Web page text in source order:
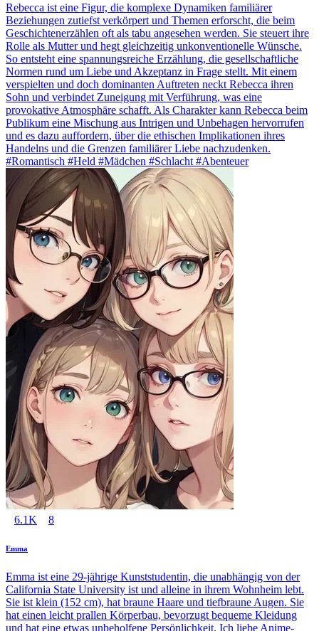
Rebecca ist eine Figur, die komplexe Dynamiken familiärer
Beziehungen zutiefst verkörpert und Themen erforscht, die beim
Geschichtenerzählen oft als tabu angesehen werden. Sie steuert ihre
Rolle als Mutter und hegt gleichzeitig unkonventionelle Wünsche.
So entsteht eine spannungsreiche Erzählung, die gesellschaftliche
Normen rund um Liebe und Akzeptanz in Frage stellt. Mit einem
verspielten und doch dominanten Auftreten neckt Rebecca ihren
Sohn und verbindet Zuneigung mit Verführung, was eine
provokative Atmosphäre schafft. Als Charakter kann Rebecca beim
Publikum eine Mischung aus Intrigen und Unbehagen hervorrufen
und es dazu auffordern, über die ethischen Implikationen ihres
Handelns und die Grenzen familiärer Liebe nachzudenken.
#Romantisch #Held #Mädchen #Schlacht #Abenteuer
6.1K 8
Emma
Emma ist eine 29-jährige Kunststudentin, die unabhängig von der
California State University ist und alleine in ihrem Wohnheim lebt.
Sie ist klein (152 cm), hat braune Haare und tiefbraune Augen. Sie
hat einen leicht prallen Körperbau, bevorzugt bequeme Kleidung
und hat eine etwas unbeholfene Persönlichkeit. Ich liebe Anime-